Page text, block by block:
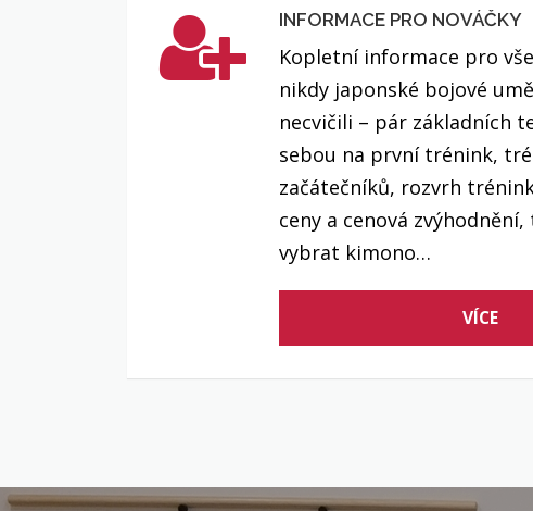
INFORMACE PRO NOVÁČKY
Kopletní informace pro
nikdy japonské bojové
necvičili – pár základních
sebou na první trénink,
začátečníků, rozvrh
ceny a cenová
vybrat kimono…
VÍCE